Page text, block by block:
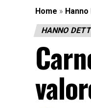
Home »
HANNO